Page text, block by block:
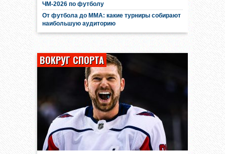
ЧМ-2026 по футболу
От футбола до MMA: какие турниры собирают
наибольшую аудиторию
ВОКРУГ СПОРТА